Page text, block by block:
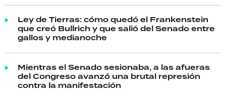
Ley de Tierras: cómo quedó el Frankenstein
que creó Bullrich y que salió del Senado entre
gallos y medianoche
Mientras el Senado sesionaba, a las afueras
del Congreso avanzó una brutal represión
contra la manifestación